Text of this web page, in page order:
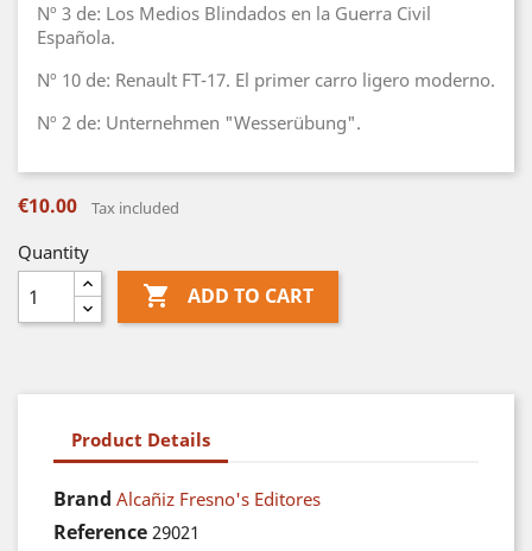
Nº 3 de: Los Medios Blindados en la Guerra Civil
Española.
Nº 10 de: Renault FT-17. El primer carro ligero moderno.
Nº 2 de: Unternehmen "Wesserübung".
€10.00 Tax included
Quantity
 ADD TO CART
Product Details
Brand Alcañiz Fresno's Editores
Reference 29021